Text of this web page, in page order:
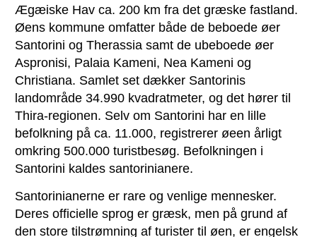
Ægæiske Hav ca. 200 km fra det græske fastland.
Øens kommune omfatter både de beboede øer
Santorini og Therassia samt de ubeboede øer
Aspronisi, Palaia Kameni, Nea Kameni og
Christiana. Samlet set dækker Santorinis
landområde 34.990 kvadratmeter, og det hører til
Thira-regionen. Selv om Santorini har en lille
befolkning på ca. 11.000, registrerer øeen årligt
omkring 500.000 turistbesøg. Befolkningen i
Santorini kaldes santorinianere.
Santorinianerne er rare og venlige mennesker.
Deres officielle sprog er græsk, men på grund af
den store tilstrømning af turister til øen, er engelsk